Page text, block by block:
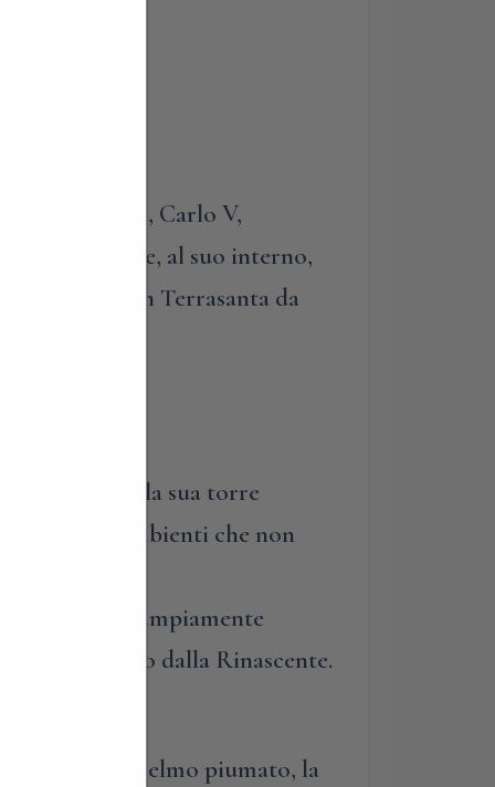
Barbarossa, Carlo V,
dal fatto che, al suo interno,
ritrovati in Terrasanta da
nella sua torre
in ambienti che non
Viscontea, ampiamente
ora occupato dalla Rinascente.
con tanto di elmo piumato, la